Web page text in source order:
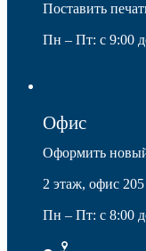
Мебель и
Поставить
Пн – Пт: с 9:00
Офис
Оформить новый
2 этаж, офис 205
Пн – Пт: с 8:00